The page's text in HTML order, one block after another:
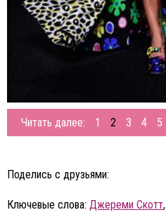
Читать далее: 1 2 3 4 5
Поделись с друзьями:
Ключевые слова: Джереми Скотт,